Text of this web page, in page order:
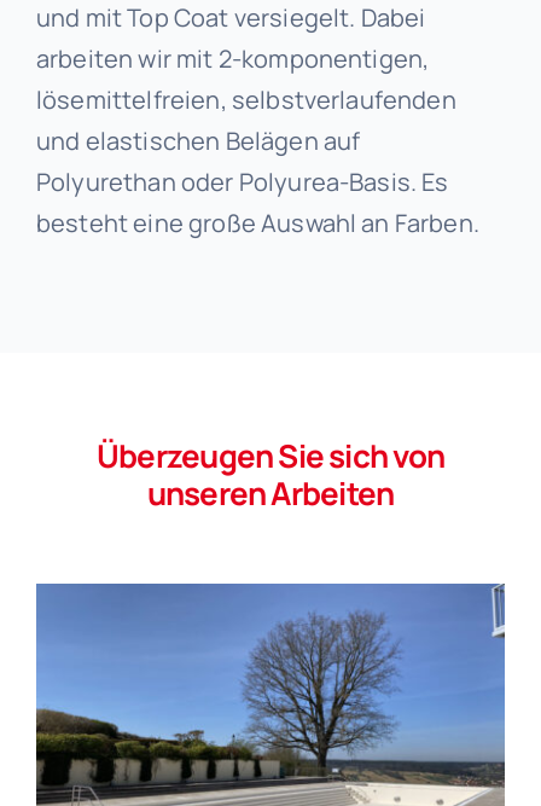
und mit Top Coat versiegelt. Dabei
arbeiten wir mit 2-komponentigen,
lösemittelfreien, selbstverlaufenden
und elastischen Belägen auf
Polyurethan oder Polyurea-Basis. Es
besteht eine große Auswahl an Farben.
Überzeugen Sie sich von
unseren Arbeiten